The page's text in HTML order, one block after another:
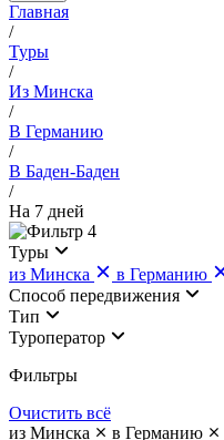
Главная
/
Туры
/
Из Минска
/
В Германию
/
В Баден-Баден
/
На 7 дней
4
Туры
из Минска
в Германию
Cпособ передвижения
Тип
Туроператор
Фильтры
Очистить всё
из Минска
в Германию